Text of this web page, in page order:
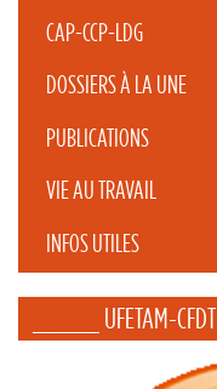
CAP-CCP-LDG
DOSSIERS À LA UNE
PUBLICATIONS
VIE AU TRAVAIL
INFOS UTILES
_____ UFETAM-CFDT